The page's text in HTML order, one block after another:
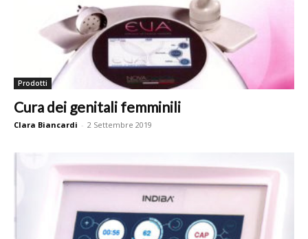
Prodotti
Cura dei genitali femminili
Clara Biancardi - 2 Settembre 2019